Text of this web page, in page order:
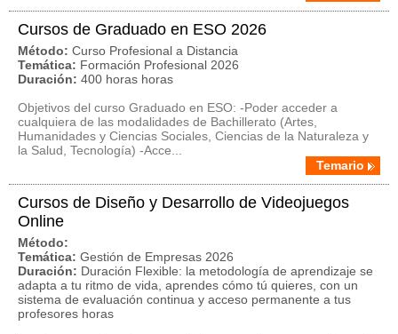
Cursos de Graduado en ESO 2026
Método: Curso Profesional a Distancia
Temática: Formación Profesional 2026
Duración: 400 horas horas
Objetivos del curso Graduado en ESO: -Poder acceder a
cualquiera de las modalidades de Bachillerato (Artes,
Humanidades y Ciencias Sociales, Ciencias de la Naturaleza y
la Salud, Tecnología) -Acce...
Temario
Cursos de Diseño y Desarrollo de Videojuegos
Online
Método:
Temática: Gestión de Empresas 2026
Duración: Duración Flexible: la metodología de aprendizaje se
adapta a tu ritmo de vida, aprendes cómo tú quieres, con un
sistema de evaluación continua y acceso permanente a tus
profesores horas